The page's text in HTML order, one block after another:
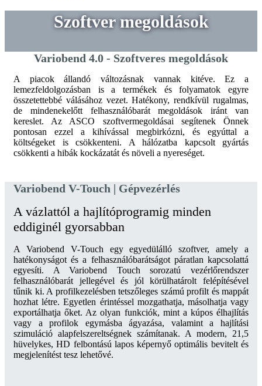
Szoftver megoldások
Variobend 4.0 - Szoftveres megoldások
A piacok állandó változásnak vannak kitéve. Ez a
lemezfeldolgozásban is a termékek és folyamatok egyre
összetettebbé válásához vezet. Hatékony, rendkívül rugalmas,
de mindenekelőtt felhasználóbarát megoldások iránt van
kereslet. Az ASCO szoftvermegoldásai segítenek Önnek
pontosan ezzel a kihívással megbirkózni, és egyúttal a
költségeket is csökkenteni. A hálózatba kapcsolt gyártás
csökkenti a hibák kockázatát és növeli a nyereséget.
Variobend V-Touch | Gépvezérlés
A vázlattól a hajlítóprogramig minden
eddiginél gyorsabban
A Variobend V-Touch egy egyedülálló szoftver, amely a
hatékonyságot és a felhasználóbarátságot páratlan kapcsolattá
egyesíti. A Variobend Touch sorozatú vezérlőrendszer
felhasználóbarát jellegével és jól körülhatárolt felépítésével
tűnik ki. A profilkezelésben tetszőleges számú profilt és mappát
hozhat létre. Egyetlen érintéssel mozgathatja, másolhatja vagy
exportálhatja őket. Az olyan funkciók, mint a kúpos élhajlítás
vagy a profilok egymásba ágyazása, valamint a hajlítási
szimuláció alapfelszereltségnek számítanak. A modern, 21,5
hüvelykes, HD felbontású lapos képernyő optimális bevitelt és
megjelenítést tesz lehetővé.